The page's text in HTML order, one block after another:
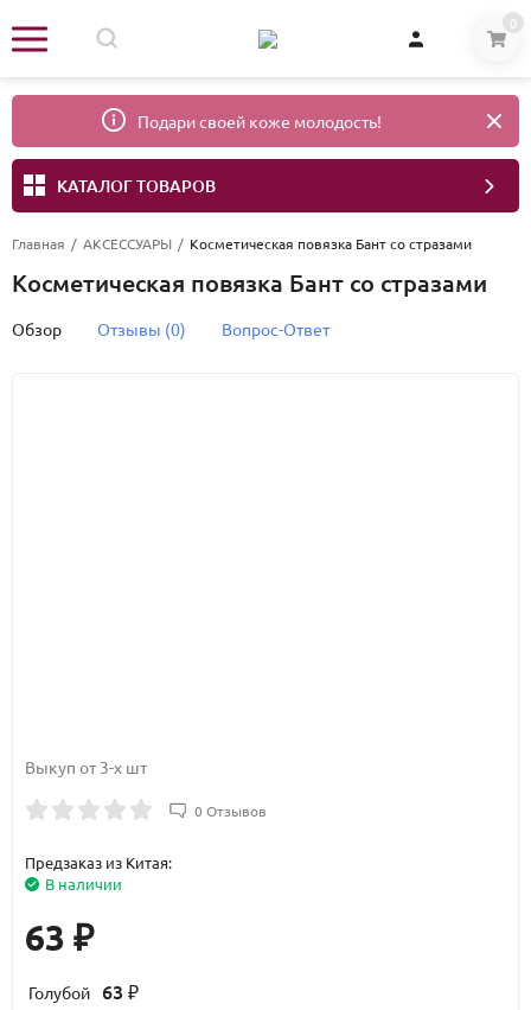
0
Подари своей коже молодость!
КАТАЛОГ ТОВАРОВ
Главная / АКСЕССУАРЫ / Косметическая повязка Бант со стразами
Косметическая повязка Бант со стразами
Обзор Отзывы (0) Вопрос-Ответ
Выкуп от 3-х шт
0 Отзывов
Предзаказ из Китая:
В наличии
63 ₽
Голубой 63 ₽